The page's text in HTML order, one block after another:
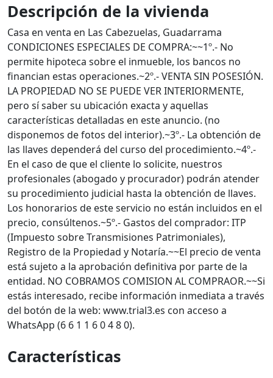
Descripción de la vivienda
Casa en venta en Las Cabezuelas, Guadarrama
CONDICIONES ESPECIALES DE COMPRA:~~1º.- No
permite hipoteca sobre el inmueble, los bancos no
financian estas operaciones.~2º.- VENTA SIN POSESIÓN.
LA PROPIEDAD NO SE PUEDE VER INTERIORMENTE,
pero sí saber su ubicación exacta y aquellas
características detalladas en este anuncio. (no
disponemos de fotos del interior).~3º.- La obtención de
las llaves dependerá del curso del procedimiento.~4º.-
En el caso de que el cliente lo solicite, nuestros
profesionales (abogado y procurador) podrán atender
su procedimiento judicial hasta la obtención de llaves.
Los honorarios de este servicio no están incluidos en el
precio, consúltenos.~5º.- Gastos del comprador: ITP
(Impuesto sobre Transmisiones Patrimoniales),
Registro de la Propiedad y Notaría.~~El precio de venta
está sujeto a la aprobación definitiva por parte de la
entidad. NO COBRAMOS COMISION AL COMPRAOR.~~Si
estás interesado, recibe información inmediata a través
del botón de la web: www.trial3.es con acceso a
WhatsApp (6 6 1 1 6 0 4 8 0).
Características